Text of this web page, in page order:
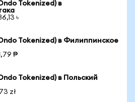
Tokenized) в
৳
Tokenized) в Филиппинское
₱
Tokenized) в Польский
zł